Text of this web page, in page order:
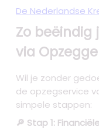
De Nederlandse
Zo beëindig
via
Wil je zonder
de opzegservice
simpele stappen:
🔎 Stap 1: